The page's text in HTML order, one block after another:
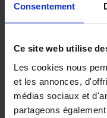
Consentement
Ce site web utilise
Les cookies nous
et les annonces,
médias sociaux et
partageons